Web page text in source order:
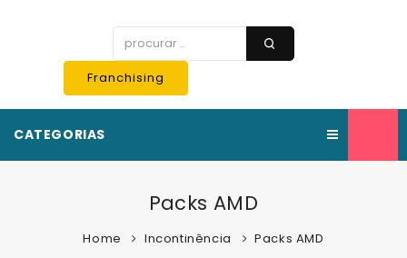
Franchising
CATEGORIAS
Packs AMD
Home Incontinência Packs AMD